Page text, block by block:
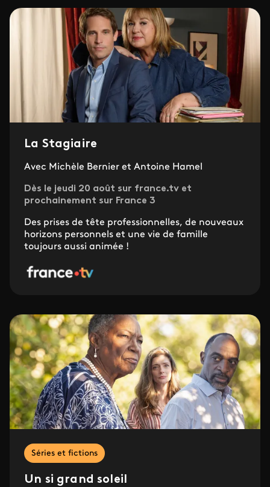
La Stagiaire
Avec Michèle Bernier et Antoine Hamel
Dès le jeudi 20 août sur france.tv et
prochainement sur France 3
Des prises de tête professionnelles, de nouveaux
horizons personnels et une vie de famille
toujours aussi animée !
Séries et fictions
Un si grand soleil